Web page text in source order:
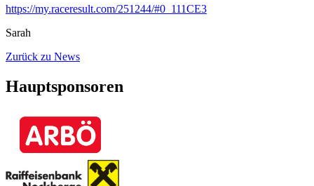
https://my.raceresult.com/251244/#0_111CE3
Sarah
Zurück zu News
Hauptsponsoren